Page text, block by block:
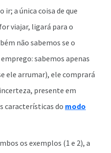
ir; a única coisa de que
viajar, ligará para o
não sabemos se o
sabemos apenas
ele arrumar), ele comprará
presente em
características do modo
os exemplos (1 e 2), a